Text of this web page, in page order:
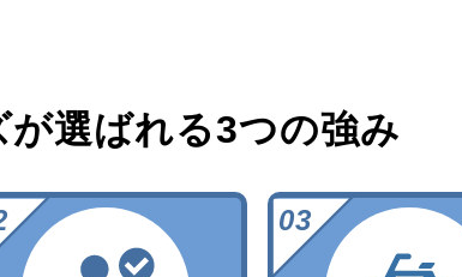
が選ばれる3つの強み